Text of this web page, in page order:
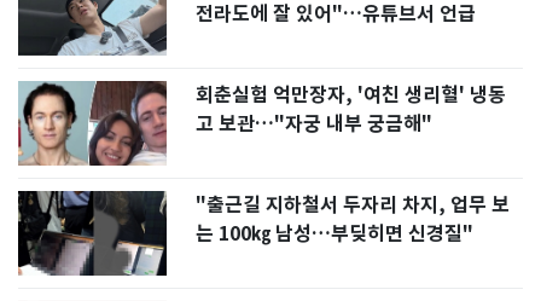
전라도에 잘 있어"…유튜브서 언급
회춘실험 억만장자, '여친 생리혈' 냉동
고 보관…"자궁 내부 궁금해"
"출근길 지하철서 두자리 차지, 업무 보
는 100㎏ 남성…부딪히면 신경질"